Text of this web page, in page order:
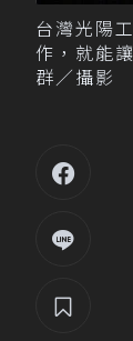
台灣光陽
作，就能
群／攝影